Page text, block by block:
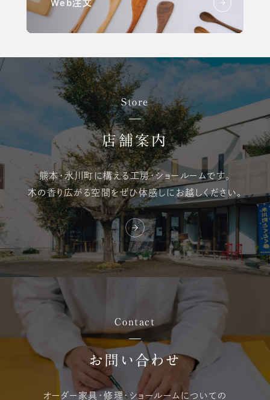
Web注文
Store
店舗案内
熊本・氷川町に構える工房・ショールームです。
木の香り広がる空間をぜひ体感しにお越しください。
Contact
お問い合わせ
オーダー家具・修理・ ショールームについての